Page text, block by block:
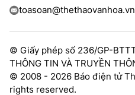
toasoan@thethaovanhoa.vn
© Giấy phép số 236/GP-
THÔNG TIN VÀ TRUYỀN
© 2008 - 2026 Báo điện tử
rights reserved.